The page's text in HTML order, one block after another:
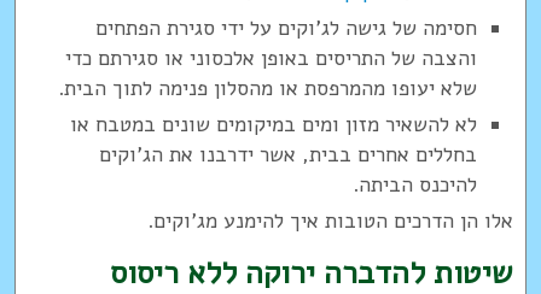
חסימה של גישה לג'וקים על ידי סגירת הפתחים
והצבה של התריסים באופן אלכסוני או סגירתם כדי
שלא יעופו מהמרפסת או מהסלון פנימה לתוך הבית.
לא להשאיר מזון ומים במיקומים שונים במטבח או
בחללים אחרים בבית, אשר ידרבנו את הג'וקים
להיכנס הביתה.
אלו הן הדרכים הטובות איך להימנע מג'וקים.
שיטות להדברה ירוקה ללא ריסוס